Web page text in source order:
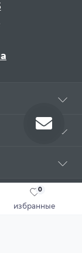
избранные
0
болты, гайки,